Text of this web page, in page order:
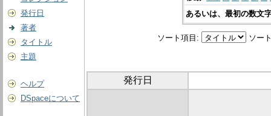
発行日
著者
タイトル
主題
ヘルプ
DSpaceについて
あるいは、最初の数文
ソート項目: ソー
発行日